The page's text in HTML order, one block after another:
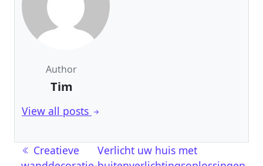
Author
Tim
View all posts
Berichtnavigatie
Creatieve
Verlicht uw huis met